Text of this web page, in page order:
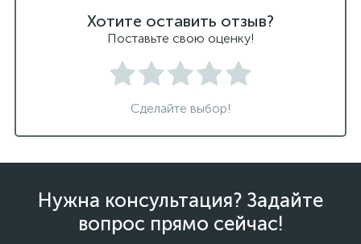
Хотите оставить отзыв?
Поставьте свою оценку!
Сделайте выбор!
Нужна консультация? Задайте
вопрос прямо сейчас!